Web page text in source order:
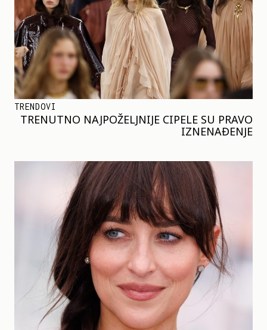
TRENDOVI
TRENUTNO NAJPOŽELJNIJE CIPELE SU PRAVO
IZNENAĐENJE